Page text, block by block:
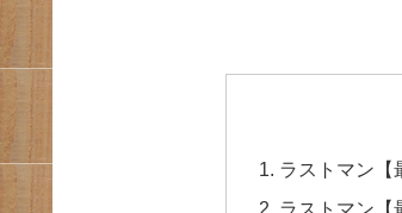
ラストマン【
ラストマン【